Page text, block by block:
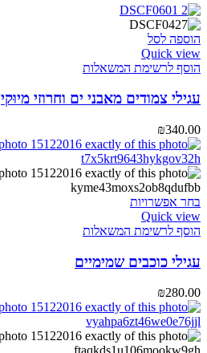
את
האפשרויות
בעמוד
הוספה לסל
Quick view
הוסף לרשימת המשאלות
עגילי צמודים מאבני ים וחרוזי מיוּקי
₪340.00
בחר אפשרויות
יש
סוגים.
ניתן
את
האפשרויות
בעמוד
המוצר
Quick view
הוסף לרשימת המשאלות
עגילי כוכבים שמימיים
₪280.00